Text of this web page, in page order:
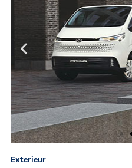
Exterieur